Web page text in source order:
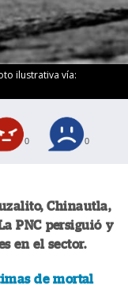
ilustrativa vía:
0 0
Chinautla,
PNC persiguió y
en el sector.
de mortal